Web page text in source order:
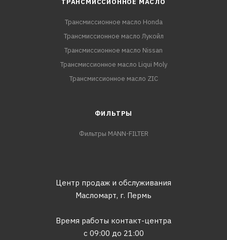
ТРАНСМИССИОННОЕ МАСЛО
Трансмиссионное масло Honda
Трансмиссионное масло Лукойл
Трансмиссионное масло Nissan
Трансмиссионное масло Liqui Moly
Трансмиссионное масло ZIC
ФИЛЬТРЫ
Фильтры MANN-FILTER
Центр продаж и обслуживания
Масломарт, г. Пермь
Время работы контакт-центра
с 09:00 до 21:00